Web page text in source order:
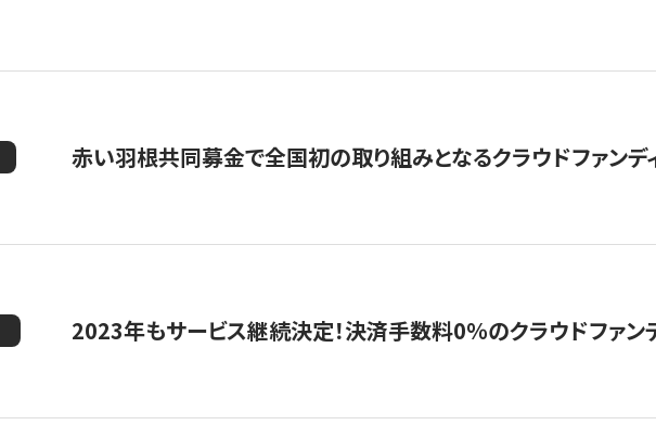
赤い羽根共同募金で全国初の取り組みとなるクラウドファンデ
2023年もサービス継続決定！決済手数料0％のクラウドファ